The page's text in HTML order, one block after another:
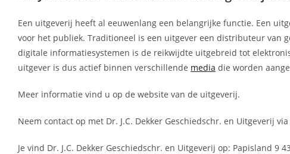
Een uitgeverij heeft al eeuwenlang een belangrijke functie. Een
voor het publiek. Traditioneel is een uitgever een distributeur van
digitale informatiesystemen is de reikwijdte uitgebreid tot
uitgever is dus actief binnen verschillende media die worden
Meer informatie vind u op de website van de uitgeverij.
Neem contact op met Dr. J.C. Dekker Geschiedschr. en Uitgeverij
Je vind Dr. J.C. Dekker Geschiedschr. en Uitgeverij op: Papisland 9